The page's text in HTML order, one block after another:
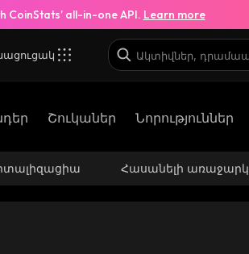
CoinStats’ all-in-one API. Learn more
Շուկաներ Նորություններ
Հասանելի առաջարկ